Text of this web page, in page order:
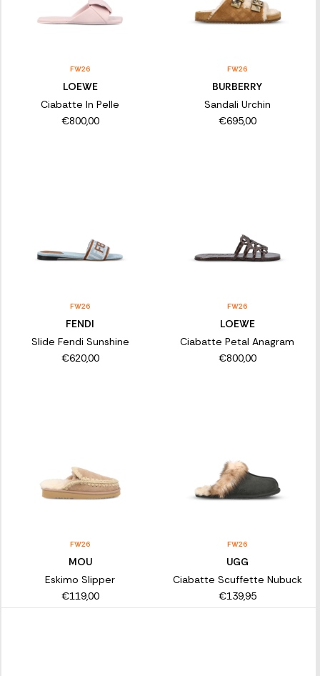
FW26
LOEWE
Ciabatte In Pelle
€800,00
FW26
BURBERRY
Sandali Urchin
€695,00
FW26
FENDI
Slide Fendi Sunshine
€620,00
FW26
LOEWE
Ciabatte Petal Anagram
€800,00
FW26
MOU
Eskimo Slipper
€119,00
FW26
UGG
Ciabatte Scuffette Nubuck
€139,95